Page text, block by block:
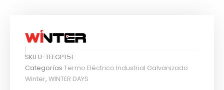
SKU U-TEEGPT51
Categorías Termo Eléctrico Industrial Galvanizado
Winter, WINTER DAYS